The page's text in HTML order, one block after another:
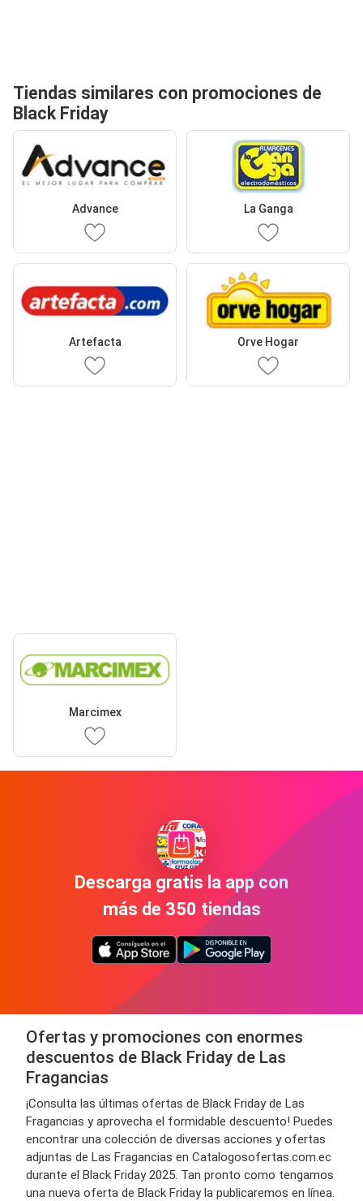
Tiendas similares con promociones de
Black Friday
Advance La Ganga
Artefacta Orve Hogar
Marcimex
Descarga gratis la app con
más de 350 tiendas
Ofertas y promociones con enormes
descuentos de Black Friday de Las
Fragancias
¡Consulta las últimas ofertas de Black Friday de Las
Fragancias y aprovecha el formidable descuento! Puedes
encontrar una colección de diversas acciones y ofertas
adjuntas de Las Fragancias en Catalogosofertas.com.ec
durante el Black Friday 2025. Tan pronto como tengamos
una nueva oferta de Black Friday la publicaremos en línea.